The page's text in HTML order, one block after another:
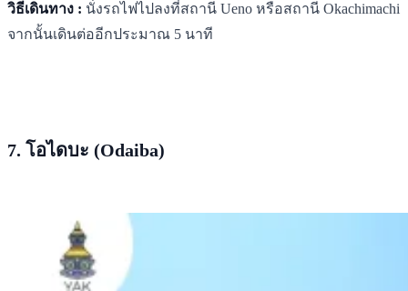
วิธีเดินทาง : นั่งรถไฟไปลงที่สถานี Ueno หรือสถานี Okachimachi
จากนั้นเดินต่ออีกประมาณ 5 นาที
7. โอไดบะ (Odaiba)